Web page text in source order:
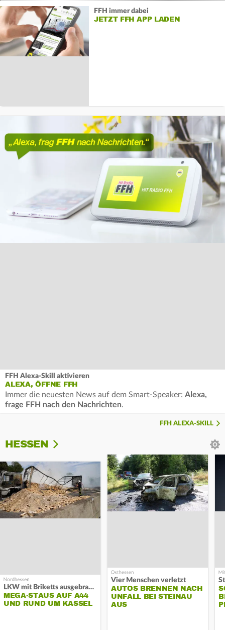
FFH immer dabei
JETZT FFH APP LADEN
FFH Alexa-Skill aktivieren
ALEXA, ÖFFNE FFH
Immer die neuesten News auf dem Smart-Speaker: Alexa,
frage FFH nach den Nachrichten.
FFH ALEXA-SKILL
HESSEN
LKW mit Briketts ausgebrannt
MEGA-STAUS AUF A44
UND RUND UM KASSEL
Vier Menschen verletzt
AUTOS BRENNEN NACH
UNFALL BEI STEINAU
AUS